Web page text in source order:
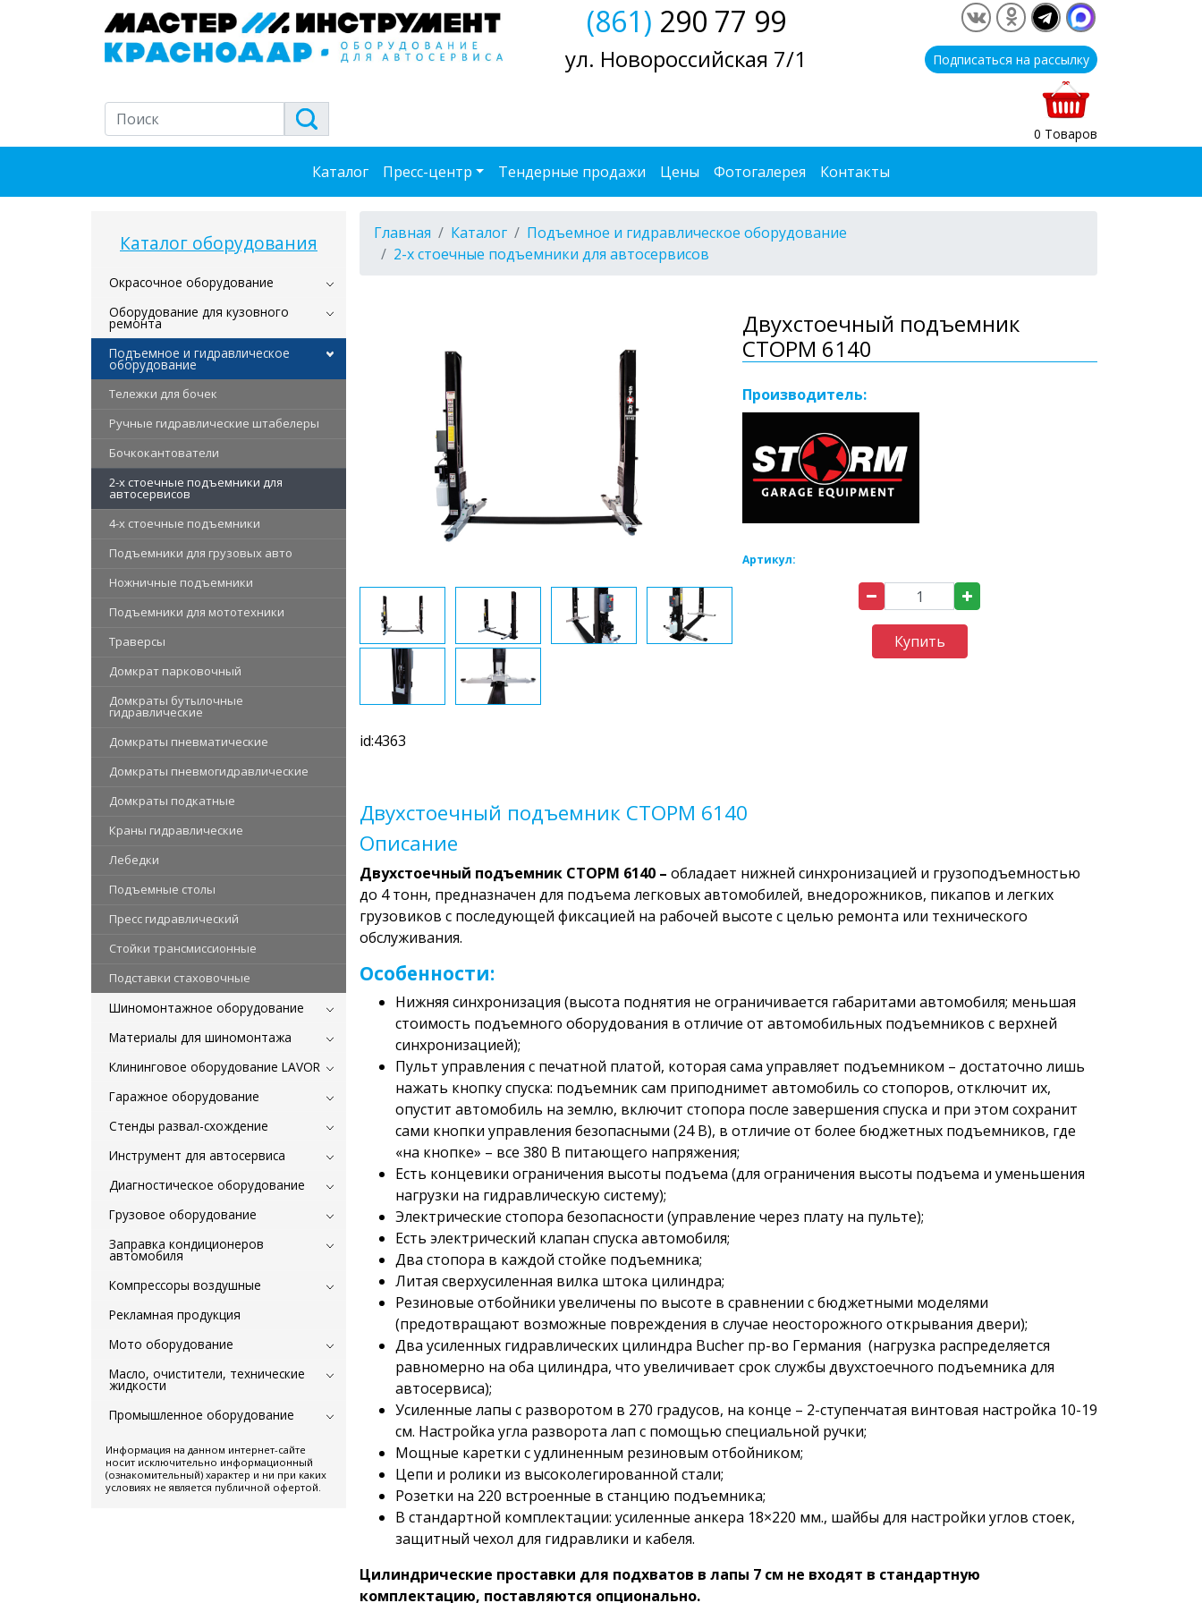
(861) 290 77 99
ул. Новороссийская 7/1 Подписаться на рассылку
0 Товаров
Каталог Пресс-центр Тендерные продажи Цены Фотогалерея Контакты
Каталог оборудования
Окрасочное оборудование
Оборудование для кузовного
ремонта
Подъемное и гидравлическое
оборудование
Тележки для бочек
Ручные гидравлические штабелеры
Бочкокантователи
2-х стоечные подъемники для
автосервисов
4-х стоечные подъемники
Подъемники для грузовых авто
Ножничные подъемники
Подъемники для мототехники
Траверсы
Домкрат парковочный
Домкраты бутылочные
гидравлические
Домкраты пневматические
Домкраты пневмогидравлические
Домкраты подкатные
Краны гидравлические
Лебедки
Подъемные столы
Пресс гидравлический
Стойки трансмиссионные
Подставки стаховочные
Шиномонтажное оборудование
Материалы для шиномонтажа
Клининговое оборудование LAVOR
Гаражное оборудование
Стенды развал-схождение
Инструмент для автосервиса
Диагностическое оборудование
Грузовое оборудование
Заправка кондиционеров
автомобиля
Компрессоры воздушные
Рекламная продукция
Мото оборудование
Масло, очистители, технические
жидкости
Промышленное оборудование
Информация на данном интернет-сайте
носит исключительно информационный
(ознакомительный) характер и ни при каких
условиях не является публичной офертой.
Главная Каталог
Подъемное и гидравлическое оборудование
2-х стоечные подъемники для автосервисов
Двухстоечный подъемник
СТОРМ 6140
Производитель:
Артикул:
Купить
id:4363
Двухстоечный подъемник СТОРМ 6140
Описание
Двухстоечный подъемник СТОРМ 6140 – обладает нижней синхронизацией и грузоподъемностью
до 4 тонн, предназначен для подъема легковых автомобилей, внедорожников, пикапов и легких
грузовиков с последующей фиксацией на рабочей высоте с целью ремонта или технического
обслуживания.
Особенности:
Нижняя синхронизация (высота поднятия не ограничивается габаритами автомобиля; меньшая
стоимость подъемного оборудования в отличие от автомобильных подъемников с верхней
синхронизацией);
Пульт управления с печатной платой, которая сама управляет подъемником – достаточно лишь
нажать кнопку спуска: подъемник сам приподнимет автомобиль со стопоров, отключит их,
опустит автомобиль на землю, включит стопора после завершения спуска и при этом сохранит
сами кнопки управления безопасными (24 В), в отличие от более бюджетных подъемников, где
«на кнопке» – все 380 В питающего напряжения;
Есть концевики ограничения высоты подъема (для ограничения высоты подъема и уменьшения
нагрузки на гидравлическую систему);
Электрические стопора безопасности (управление через плату на пульте);
Есть электрический клапан спуска автомобиля;
Два стопора в каждой стойке подъемника;
Литая сверхусиленная вилка штока цилиндра;
Резиновые отбойники увеличены по высоте в сравнении с бюджетными моделями
(предотвращают возможные повреждения в случае неосторожного открывания двери);
Два усиленных гидравлических цилиндра Bucher пр-во Германия (нагрузка распределяется
равномерно на оба цилиндра, что увеличивает срок службы двухстоечного подъемника для
автосервиса);
Усиленные лапы с разворотом в 270 градусов, на конце – 2-ступенчатая винтовая настройка 10-19
см. Настройка угла разворота лап с помощью специальной ручки;
Мощные каретки с удлиненным резиновым отбойником;
Цепи и ролики из высоколегированной стали;
Розетки на 220 встроенные в станцию подъемника;
В стандартной комплектации: усиленные анкера 18×220 мм., шайбы для настройки углов стоек,
защитный чехол для гидравлики и кабеля.
Цилиндрические проставки для подхватов в лапы 7 см не входят в стандартную
комплектацию, поставляются опционально.